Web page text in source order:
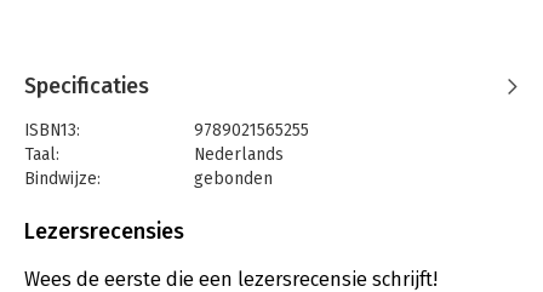
Specificaties
ISBN13:
9789021565255
Taal:
Nederlands
Bindwijze:
gebonden
Uitgever:
Verschijningsdatum:
10-4-2018
Lezersrecensies
Wees de eerste die een lezersrecensie schrijft!